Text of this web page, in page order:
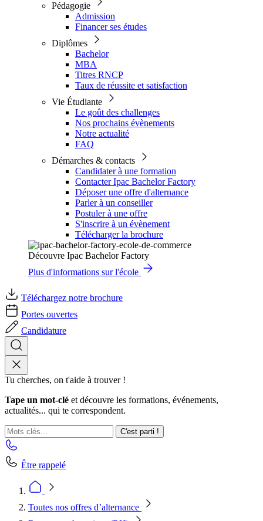
Pédagogie
Admission
Financer ses études
Diplômes
Bachelor
MBA
Titres RNCP
Taux de réussite et satisfaction
Vie Étudiante
Le goût des challenges
Nos prochains évènements
Notre actualité
FAQ
Démarches & contacts
Candidater à une formation
Contacter Ipac Bachelor Factory
Déposer une offre d'alternance
Parler à un conseiller
Postuler à une offre
S'inscrire à un évènement
Télécharger la brochure
Découvre Ipac Bachelor Factory
Plus d'informations sur l'école
Téléchargez notre brochure
Portes ouvertes
Candidature
Tu cherches, on t'aide à trouver !
Tape un mot-clé et découvre les formations, événements,
actualités... qui te correspondent.
C'est parti !
Être rappelé
Toutes nos offres d’alternance